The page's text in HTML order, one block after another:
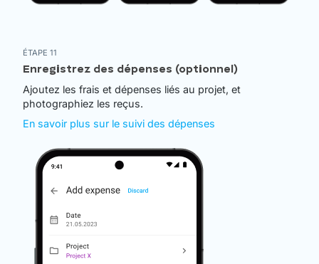
ÉTAPE 11
Enregistrez des dépenses (optionnel)
Ajoutez les frais et dépenses liés au projet, et
photographiez les reçus.
En savoir plus sur le suivi des dépenses